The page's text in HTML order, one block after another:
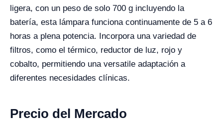
ligera, con un peso de solo 700 g incluyendo la
batería, esta lámpara funciona continuamente de 5 a 6
horas a plena potencia. Incorpora una variedad de
filtros, como el térmico, reductor de luz, rojo y
cobalto, permitiendo una versatile adaptación a
diferentes necesidades clínicas.
Precio del Mercado